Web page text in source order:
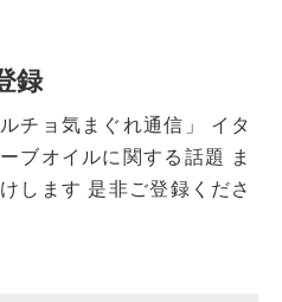
録
チョ気まぐれ通信」
イタ
ブオイルに関する話題
ま
します 是非ご登録くださ